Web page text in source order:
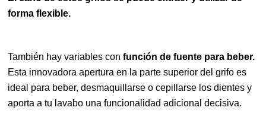
forma flexible.
También hay variables con función de fuente para beber.
Esta innovadora apertura en la parte superior del grifo es
ideal para beber, desmaquillarse o cepillarse los dientes y
aporta a tu lavabo una funcionalidad adicional decisiva.